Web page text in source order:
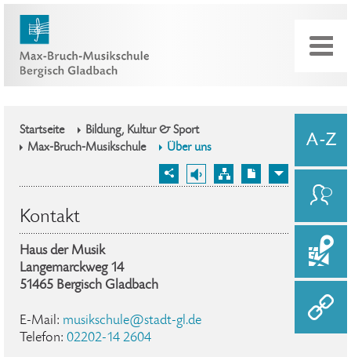
Startseite
Bildung, Kultur & Sport
Max-Bruch-Musikschule
Über uns
Kontakt
Haus der Musik
Langemarckweg 14
51465 Bergisch Gladbach
E-Mail: musikschule@stadt-gl.de
Telefon: 02202-14 2604